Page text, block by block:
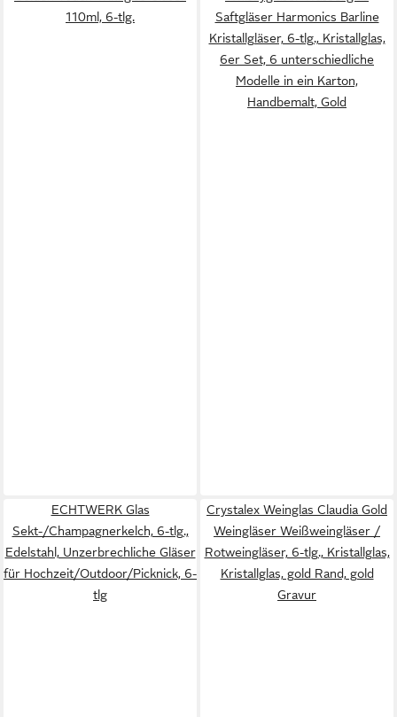
110ml, 6-tlg.
Saftgläser Harmonics Barline
Kristallgläser, 6-tlg., Kristallglas,
6er Set, 6 unterschiedliche
Modelle in ein Karton,
Handbemalt, Gold
ECHTWERK Glas
Sekt-/Champagnerkelch, 6-tlg.,
Edelstahl, Unzerbrechliche Gläser
für Hochzeit/Outdoor/Picknick, 6-
tlg
Crystalex Weinglas Claudia Gold
Weingläser Weißweingläser /
Rotweingläser, 6-tlg., Kristallglas,
Kristallglas, gold Rand, gold
Gravur